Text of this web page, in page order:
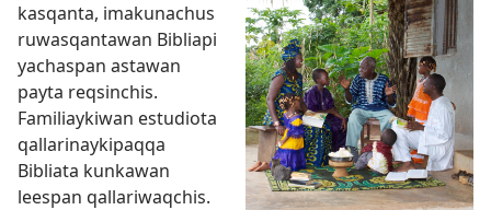
kasqanta, imakunachus
ruwasqantawan Bibliapi
yachaspan astawan
payta reqsinchis.
Familiaykiwan estudiota
qallarinaykipaqqa
Bibliata kunkawan
leespan qallariwaqchis.